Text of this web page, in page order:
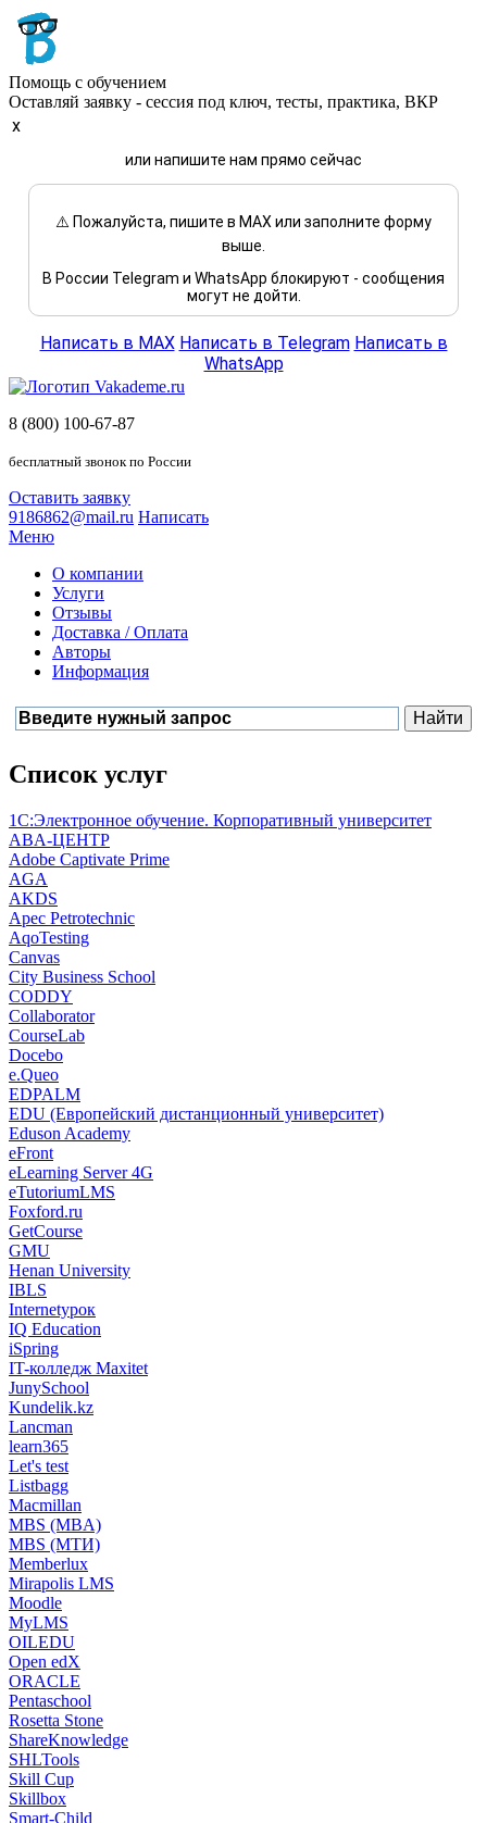
Помощь с обучением
Оставляй заявку - сессия под ключ, тесты, практика, ВКР
x
или напишите нам прямо сейчас
⚠️ Пожалуйста, пишите в MAX или заполните форму
выше.
В России Telegram и WhatsApp блокируют - сообщения
могут не дойти.
Написать в MAX Написать в Telegram Написать в
WhatsApp
8 (800) 100-67-87
бесплатный звонок по России
Оставить заявку
9186862@mail.ru Написать
Меню
О компании
Услуги
Отзывы
Доставка / Оплата
Авторы
Информация
Список услуг
1С:Электронное обучение. Корпоративный университет
ABA-ЦЕНТР
Adobe Captivate Prime
AGA
AKDS
Apec Petrotechnic
AqoTesting
Canvas
City Business School
CODDY
Collaborator
CourseLab
Docebo
e.Queo
EDPALM
EDU (Европейский дистанционный университет)
Eduson Academy
eFront
eLearning Server 4G
eTutoriumLMS
Foxford.ru
GetCourse
GMU
Henan University
IBLS
Internetурок
IQ Education
iSpring
IT-колледж Maxitet
JunySchool
Kundelik.kz
Lancman
learn365
Let's test
Listbagg
Macmillan
MBS (MBA)
MBS (МТИ)
Memberlux
Mirapolis LMS
Moodle
MyLMS
OILEDU
Open edX
ORACLE
Pentaschool
Rosetta Stone
ShareKnowledge
SHLTools
Skill Cup
Skillbox
Smart-Child